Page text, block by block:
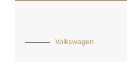
Volkswagen